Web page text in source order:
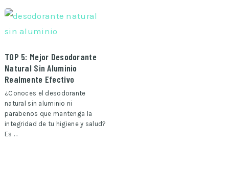
TOP 5: Mejor Desodorante
Natural Sin Aluminio
Realmente Efectivo
¿Conoces el desodorante
natural sin aluminio ni
parabenos que mantenga la
integridad de tu higiene y salud?
Es …